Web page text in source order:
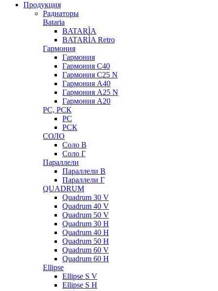
Продукция
Радиаторы
Bataria
BATARÌA
BATARÌA Retro
Гармония
Гармония
Гармония С40
Гармония С25 N
Гармония А40
Гармония А25 N
Гармония А20
РС, РСК
РС
РСК
СОЛО
Соло В
Соло Г
Параллели
Параллели В
Параллели Г
QUADRUM
Quadrum 30 V
Quadrum 40 V
Quadrum 50 V
Quadrum 30 H
Quadrum 40 H
Quadrum 50 H
Quadrum 60 V
Quadrum 60 H
Ellipse
Ellipse S V
Ellipse S H